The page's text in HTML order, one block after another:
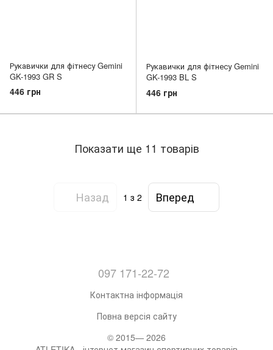
Рукавички для фітнесу Gemini
GK-1993 GR S
446 грн
Рукавички для фітнесу Gemini
GK-1993 BL S
446 грн
Показати ще 11 товарів
Назад 1 з 2 Вперед
097 171-22-72
Контактна інформація
Повна версія сайту
© 2015— 2026